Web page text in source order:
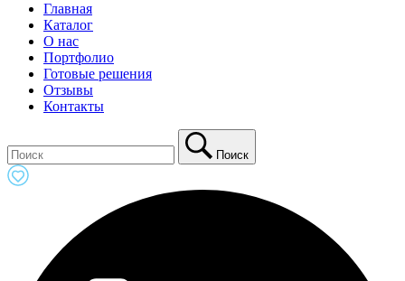
Главная
Каталог
О нас
Портфолио
Готовые решения
Отзывы
Контакты
Поиск